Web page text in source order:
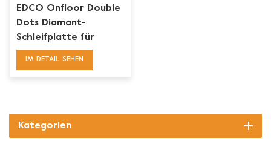
EDCO Onfloor Double
Dots Diamant-
Schleifplatte für
Betonboden
IM DETAIL SEHEN
Kategorien